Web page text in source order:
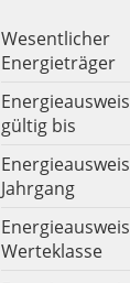
Wesentlicher
Energieträger
Energieausweis
gültig bis
Energieausweis
Jahrgang
Energieausweis
Werteklasse